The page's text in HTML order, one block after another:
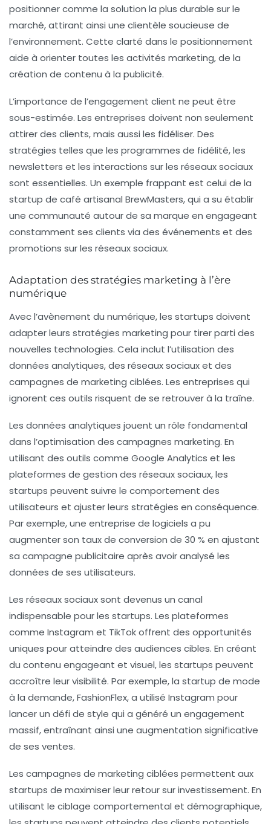
positionner comme la solution la plus durable sur le
marché, attirant ainsi une clientèle soucieuse de
l’environnement. Cette clarté dans le positionnement
aide à orienter toutes les activités marketing, de la
création de contenu à la publicité.
L’importance de l’engagement client ne peut être
sous-estimée. Les entreprises doivent non seulement
attirer des clients, mais aussi les fidéliser. Des
stratégies telles que les programmes de fidélité, les
newsletters et les interactions sur les réseaux sociaux
sont essentielles. Un exemple frappant est celui de la
startup de café artisanal BrewMasters, qui a su établir
une communauté autour de sa marque en engageant
constamment ses clients via des événements et des
promotions sur les réseaux sociaux.
Adaptation des stratégies marketing à l’ère
numérique
Avec l’avènement du numérique, les startups doivent
adapter leurs stratégies marketing pour tirer parti des
nouvelles technologies. Cela inclut l’utilisation des
données analytiques, des réseaux sociauxet des
campagnes de marketing ciblées. Les entreprises qui
ignorent ces outils risquent de se retrouver à la traîne.
Les données analytiques jouent un rôle fondamental
dans l’optimisation des campagnes marketing. En
utilisant des outils comme Google Analytics et les
plateformes de gestion des réseaux sociaux, les
startups peuvent suivre le comportement des
utilisateurs et ajuster leurs stratégies en conséquence.
Par exemple, une entreprise de logiciels a pu
augmenter son taux de conversion de 30 % en ajustant
sa campagne publicitaire après avoir analysé les
données de ses utilisateurs.
Les réseaux sociaux sont devenus un canal
indispensable pour les startups. Les plateformes
comme Instagram et TikTok offrent des opportunités
uniques pour atteindre des audiences cibles. En créant
du contenu engageant et visuel, les startups peuvent
accroître leur visibilité. Par exemple, la startup de mode
à la demande, FashionFlex, a utilisé Instagram pour
lancer un défi de style qui a généré un engagement
massif, entraînant ainsi une augmentation significative
de ses ventes.
Les campagnes de marketing ciblées permettent aux
startups de maximiser leur retour sur investissement. En
utilisant le ciblage comportemental et démographique,